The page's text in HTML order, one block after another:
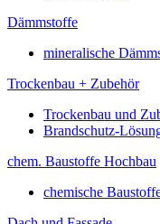
Dämmstoffe
mineralische
Trockenbau + Zubehör
Trockenbau und
Brandschutz-
chem. Baustoffe Hochbau
chemische